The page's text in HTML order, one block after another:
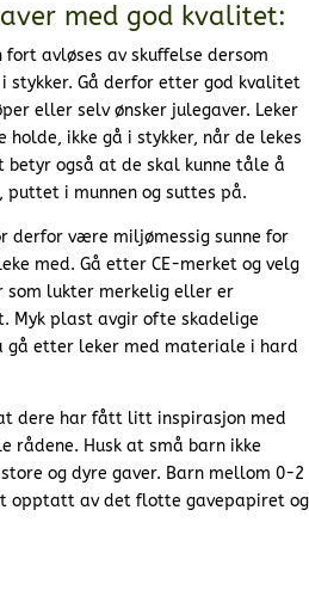
med god kvalitet:
fort avløses av skuffelse dersom
stykker. Gå derfor etter god kvalitet
eller selv ønsker julegaver. Leker
holde, ikke gå i stykker, når de lekes
betyr også at de skal kunne tåle å
puttet i munnen og suttes på.
derfor være miljømessig sunne for
med. Gå etter CE-merket og velg
som lukter merkelig eller er
Myk plast avgir ofte skadelige
gå etter leker med materiale i hard
dere har fått litt inspirasjon med
rådene. Husk at små barn ikke
og dyre gaver. Barn mellom 0-2
opptatt av det flotte gavepapiret